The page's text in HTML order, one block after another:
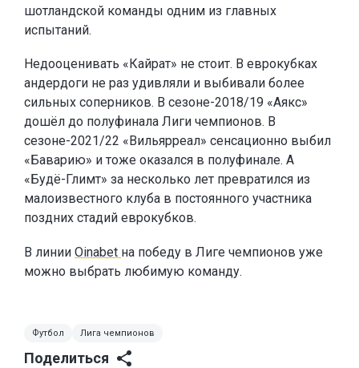
шотландской команды одним из главных
испытаний.
Недооценивать «Кайрат» не стоит. В еврокубках
андердоги не раз удивляли и выбивали более
сильных соперников. В сезоне-2018/19 «Аякс»
дошёл до полуфинала Лиги чемпионов. В
сезоне-2021/22 «Вильярреал» сенсационно выбил
«Баварию» и тоже оказался в полуфинале. А
«Будё-Глимт» за несколько лет превратился из
малоизвестного клуба в постоянного участника
поздних стадий еврокубков.
В линии Oinabet на победу в Лиге чемпионов уже
можно выбрать любимую команду.
Футбол Лига чемпионов
Поделиться